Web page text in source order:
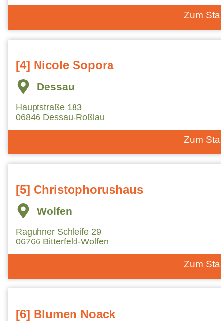
Zum
[4] Nicole Sopora
Dessau
Hauptstraße 183
06846 Dessau-Roßlau
Zum
[5] Christophorushaus
Wolfen
Raguhner Schleife 29
06766 Bitterfeld-Wolfen
Zum
[6] Blumen Noack